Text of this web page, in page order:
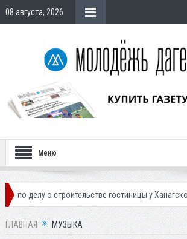
08 августа, 2026
Меню
гостиницы у Ханагского водопада
ГЛАВНАЯ МУЗЫКА